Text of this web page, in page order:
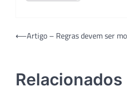
Navegação
⟵Artigo – Regras devem ser
Relacionados